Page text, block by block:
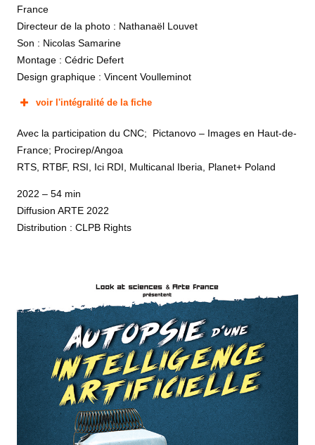
France
Directeur de la photo : Nathanaël Louvet
Son : Nicolas Samarine
Montage : Cédric Defert
Design graphique : Vincent Voulleminot
voir l'intégralité de la fiche
Avec la participation du CNC; Pictanovo – Images en Haut-de-
France; Procirep/Angoa
RTS, RTBF, RSI, Ici RDI, Multicanal Iberia, Planet+ Poland
2022 – 54 min
Diffusion ARTE 2022
Distribution : CLPB Rights